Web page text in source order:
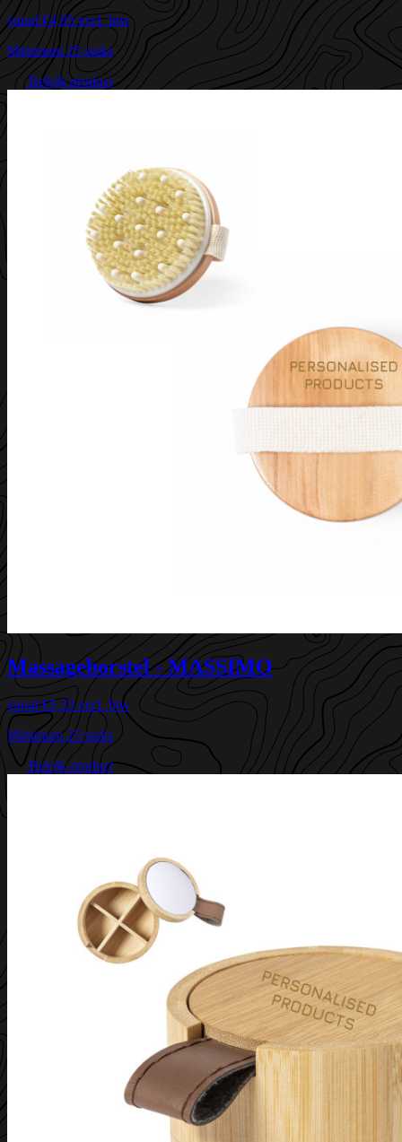
vanaf€4,95 excl. btw
Minimum 25 stuks
Bekijk product
Massageborstel - MASSIMO
vanaf€5,33excl. btw
Minimum 25 stuks
Bekijk product